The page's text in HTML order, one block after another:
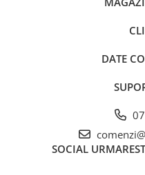
DATE
SOCIAL